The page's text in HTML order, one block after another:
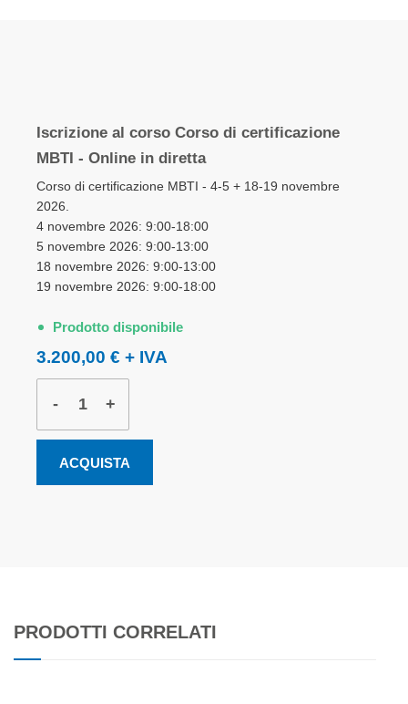
raggruppati
Iscrizione al corso Corso di certificazione
MBTI - Online in diretta
Corso di certificazione MBTI - 4-5 + 18-19 novembre
2026.
4 novembre 2026: 9:00-18:00
5 novembre 2026: 9:00-13:00
18 novembre 2026: 9:00-13:00
19 novembre 2026: 9:00-18:00
Prodotto disponibile
3.200,00 €
- +
ACQUISTA
PRODOTTI CORRELATI